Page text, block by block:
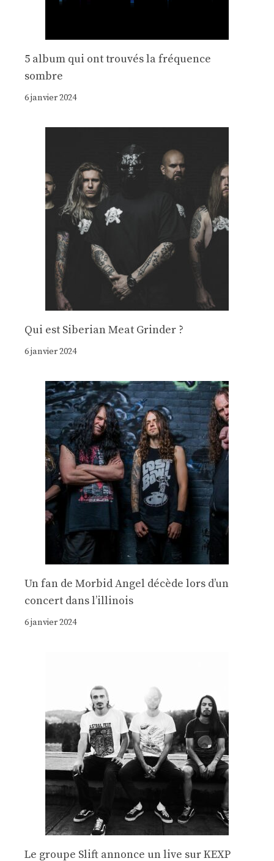
5 album qui ont trouvés la fréquence
sombre
6 janvier 2024
Qui est Siberian Meat Grinder ?
6 janvier 2024
Un fan de Morbid Angel décède lors d’un
concert dans l’illinois
6 janvier 2024
Le groupe Slift annonce un live sur KEXP